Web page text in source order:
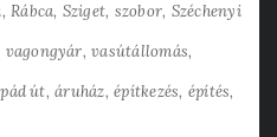
Rábca Sziget szobor Széchenyi
vagongyár vasútállomás
út áruház építkezés építés